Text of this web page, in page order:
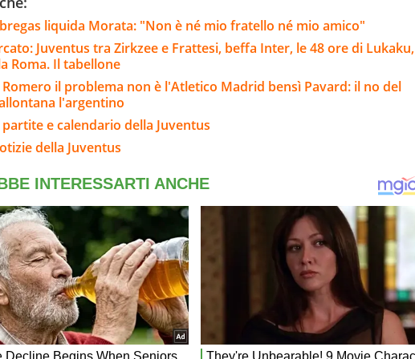
liquida Morata: "Non è né mio fratello né mio amico"
Juventus tra Zirkzee e Frattesi, beffa Inter, le 48 ore di Lukaku,
Roma. Il tabellone
il problema non è l'Atletico Madrid bensì Pavard: il no del
l'argentino
e calendario della Juventus
della Juventus